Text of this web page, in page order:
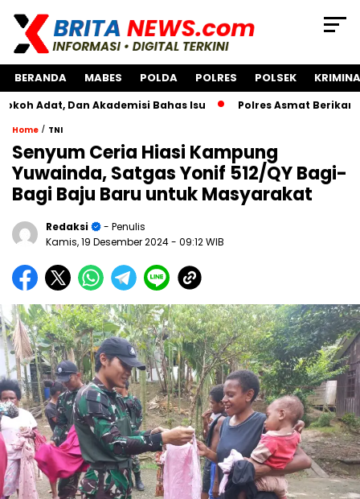
BERANDA MABES POLDA POLRES POLSEK
Dan Akademisi Bahas Isu Polres Asmat Berikan Bantuan
Home / TNI
Senyum Ceria Hiasi Kampung
Yuwainda, Satgas Yonif 512/QY Bagi-
Bagi Baju Baru untuk Masyarakat
Redaksi
- Penulis
Kamis, 19 Desember 2024- 09:12 WIB